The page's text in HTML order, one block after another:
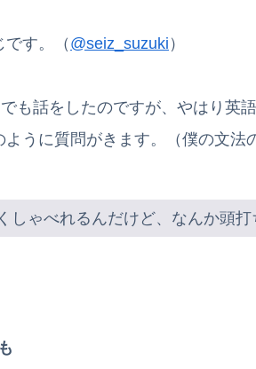
です。（ @seiz_suzuki ）
も話をしたのですが、やはり英
ように質問がきます。（僕の文法
しゃべれるんだけど、なんか頭打